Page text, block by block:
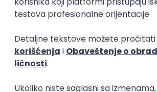
Poslovi posle studija
prvi posao
Customer Service